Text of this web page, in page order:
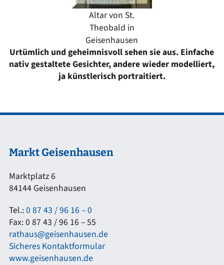
Altar von St.
Theobald in
Geisenhausen
Urtümlich und geheimnisvoll sehen sie aus. Einfache
nativ gestaltete Gesichter, andere wieder modelliert,
ja künstlerisch portraitiert.
Markt Geisenhausen
Marktplatz 6
84144 Geisenhausen
Tel.:0 87 43 / 96 16 – 0
Fax: 0 87 43 / 96 16 – 55
rathaus@geisenhausen.de
Sicheres Kontaktformular
www.geisenhausen.de